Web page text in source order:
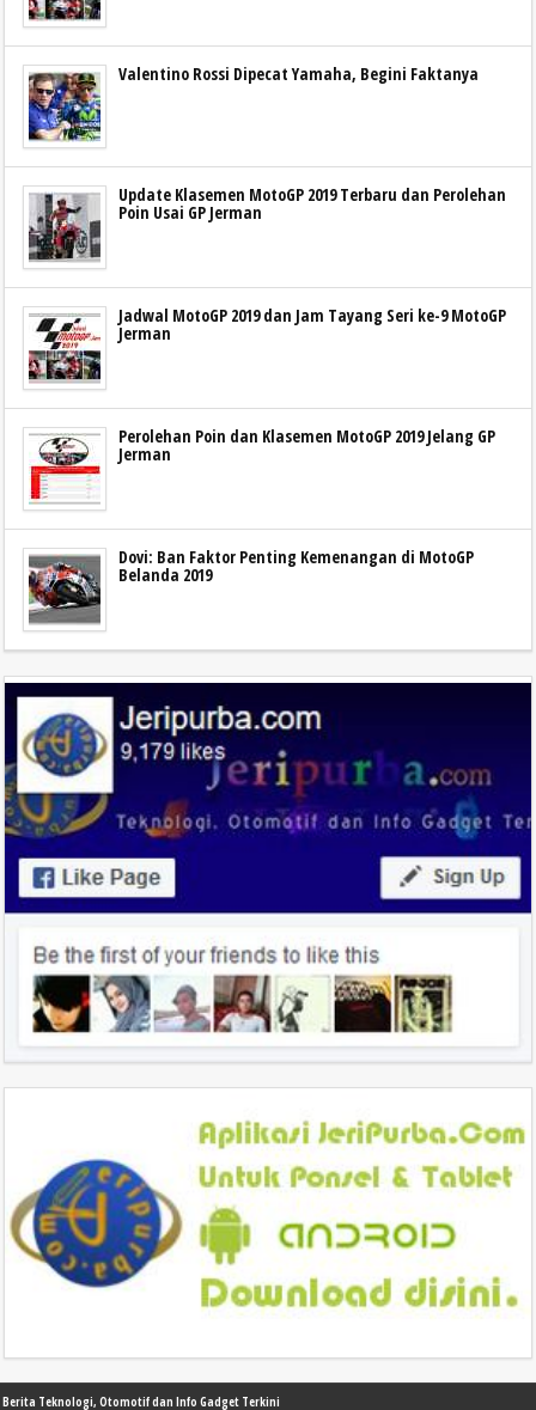
Valentino Rossi Dipecat Yamaha, Begini Faktanya
Update Klasemen MotoGP 2019 Terbaru dan Perolehan
Poin Usai GP Jerman
Jadwal MotoGP 2019 dan Jam Tayang Seri ke-9 MotoGP
Jerman
Perolehan Poin dan Klasemen MotoGP 2019 Jelang GP
Jerman
Dovi: Ban Faktor Penting Kemenangan di MotoGP
Belanda 2019
Berita Teknologi, Otomotif dan Info Gadget Terkini